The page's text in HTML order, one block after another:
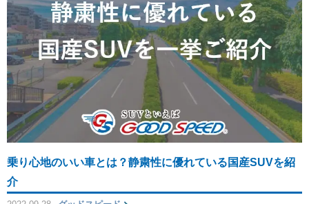
乗り心地のいい車とは？静粛性に優れている国産SUVを紹
介